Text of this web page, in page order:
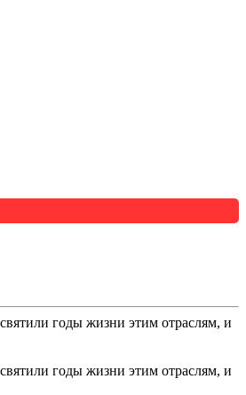
годы жизни этим отраслям, и
годы жизни этим отраслям, и